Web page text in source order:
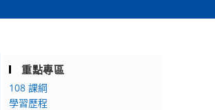
重點專區
108 課綱
學習歷程